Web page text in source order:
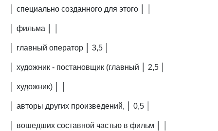
│ специально созданного для этого │ │
│ фильма │ │
│ главный оператор │ 3,5 │
│ художник - постановщик (главный │ 2,5 │
│ художник) │ │
│ авторы других произведений, │ 0,5 │
│ вошедших составной частью в фильм │ │